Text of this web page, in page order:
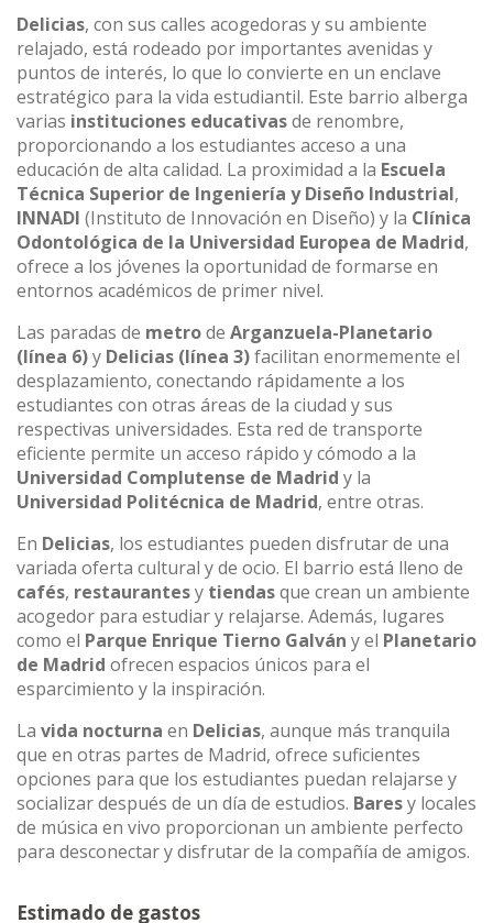
Delicias, con sus calles acogedoras y su ambiente
relajado, está rodeado por importantes avenidas y
puntos de interés, lo que lo convierte en un enclave
estratégico para la vida estudiantil. Este barrio alberga
varias instituciones educativasde renombre,
proporcionando a los estudiantes acceso a una
educación de alta calidad. La proximidad a la Escuela
Técnica Superior de Ingeniería y Diseño Industrial,
INNADI (Instituto de Innovación en Diseño) y la Clínica
Odontológica de la Universidad Europea de Madrid,
ofrece a los jóvenes la oportunidad de formarse en
entornos académicos de primer nivel.
Las paradas de metrode Arganzuela-Planetario
(línea 6)y Delicias (línea 3)facilitan enormemente el
desplazamiento, conectando rápidamente a los
estudiantes con otras áreas de la ciudad y sus
respectivas universidades. Esta red de transporte
eficiente permite un acceso rápido y cómodo a la
Universidad Complutense de Madrid y la
Universidad Politécnica de Madrid, entre otras.
En Delicias, los estudiantes pueden disfrutar de una
variada oferta cultural y de ocio. El barrio está lleno de
cafés, restaurantesy tiendasque crean un ambiente
acogedor para estudiar y relajarse. Además, lugares
como el Parque Enrique Tierno Galván y el Planetario
de Madrid ofrecen espacios únicos para el
esparcimiento y la inspiración.
La vida nocturna en Delicias, aunque más tranquila
que en otras partes de Madrid, ofrece suficientes
opciones para que los estudiantes puedan relajarse y
socializar después de un día de estudios. Baresy locales
de música en vivo proporcionan un ambiente perfecto
para desconectar y disfrutar de la compañía de amigos.
Estimado de gastos